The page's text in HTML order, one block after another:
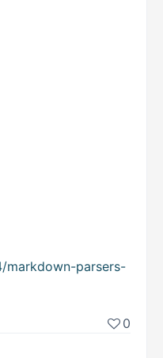
markdown-parsers-
0